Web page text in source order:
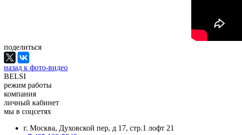
поделиться
назад к фото-видео
BELSI
режим работы
компания
личный кабинет
мы в соцсетях
г. Москва, Духовской пер, д 17, стр.1 лофт 21